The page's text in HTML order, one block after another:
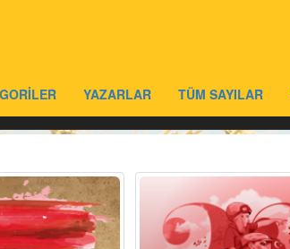
YAZARLAR TÜM SAYILAR